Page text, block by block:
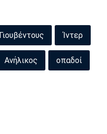
Γιουβέντους Ίντερ
Ανήλικος οπαδοί